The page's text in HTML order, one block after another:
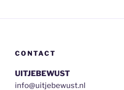
CONTACT
UITJEBEWUST
info@uitjebewust.nl